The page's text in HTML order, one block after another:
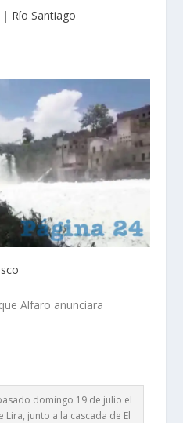
| Río Santiago
Alfaro anunciara
domingo 19 de julio el
junto a la cascada de El